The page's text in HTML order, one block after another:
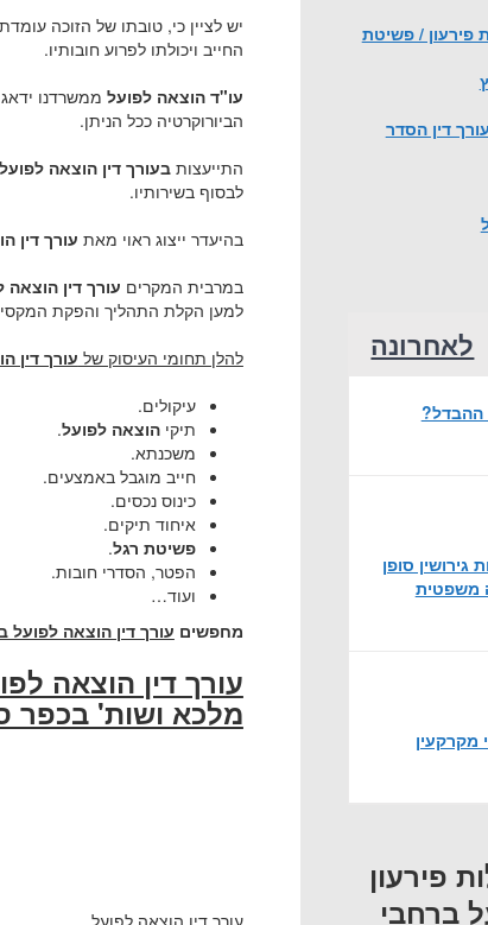
יש לציין כי, טובתו של הזוכה
החייב ויכולתו לפרוע חובותיו.
עו"ד הוצאה לפועל ממשרדנו
הביורוקרטיה ככל הניתן.
התייעצותבעורך דין הוצאה
לבסוף בשירותיו.
בהיעדר ייצוג ראוי מאת עורך דין
במרבית המקרים עורך דין
למען הקלת התהליך והפקת
להלן תחומי העיסוק של עורך דין
עיקולים.
תיקיהוצאה לפועל.
משכנתא.
חייב מוגבל באמצעים.
כינוס נכסים.
איחוד תיקים.
פשיטת רגל.
הפטר, הסדרי חובות.
ועוד…
מחפשים עורך דין הוצאה
עורך דין הוצאה
מלכא ושות' בכפר
עורך דין הוצאה לפועל
פירעון / פשיטת
דין הסדר
לאחרונה
ההבדל?
סופן
משפטית
מקרקעין
פירעון
ברחבי